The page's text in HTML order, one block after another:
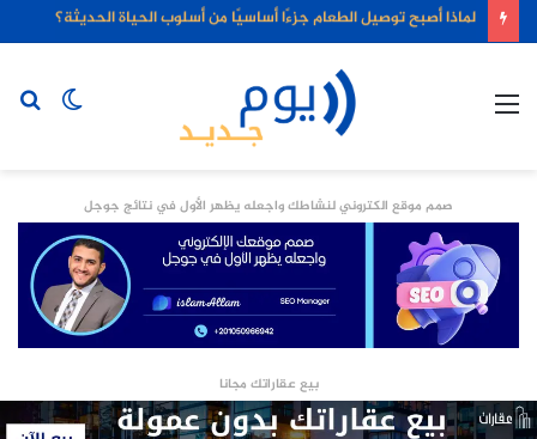
لماذا أصبح توصيل الطعام جزءًا أساسيًا من أسلوب الحياة الحديثة؟
الوضع
صمم موقع الكتروني لنشاطك واجعله يظهر الأول في نتائج جوجل
بيع عقاراتك مجانا